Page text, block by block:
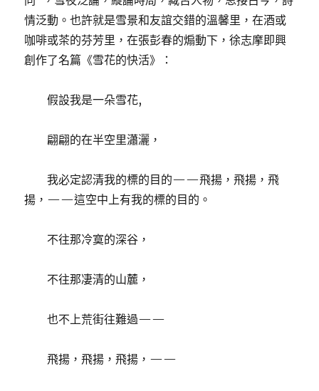
情泛動。也許就是雪景和友誼交錯的溫馨里，在酒或
咖啡或茶的芬芳里，在張彭春的煽動下，徐志摩即興
創作了名篇《雪花的快活》：
假設我是一朵雪花,
翩翩的在半空里瀟灑，
我必定認清我的標的目的——飛揚，飛揚，飛
揚，——這空中上有我的標的目的。
不往那冷寞的深谷，
不往那凄清的山麓，
也不上荒街往難過——
飛揚，飛揚，飛揚，——